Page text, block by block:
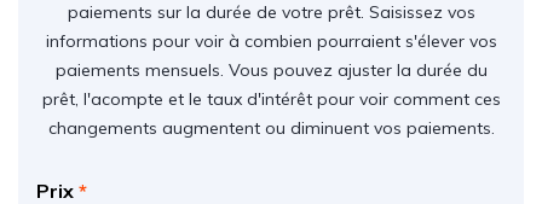
paiements sur la durée de votre prêt. Saisissez vos
informations pour voir à combien pourraient s'élever vos
paiements mensuels. Vous pouvez ajuster la durée du
prêt, l'acompte et le taux d'intérêt pour voir comment ces
changements augmentent ou diminuent vos paiements.
Prix *